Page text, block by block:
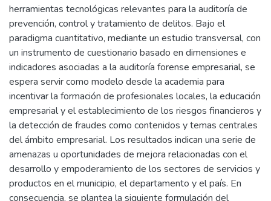
herramientas tecnológicas relevantes para la auditoría de
prevención, control y tratamiento de delitos. Bajo el
paradigma cuantitativo, mediante un estudio transversal, con
un instrumento de cuestionario basado en dimensiones e
indicadores asociadas a la auditoría forense empresarial, se
espera servir como modelo desde la academia para
incentivar la formación de profesionales locales, la educación
empresarial y el establecimiento de los riesgos financieros y
la detección de fraudes como contenidos y temas centrales
del ámbito empresarial. Los resultados indican una serie de
amenazas u oportunidades de mejora relacionadas con el
desarrollo y empoderamiento de los sectores de servicios y
productos en el municipio, el departamento y el país. En
consecuencia, se plantea la siguiente formulación del